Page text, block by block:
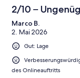
2/10 –
Marco B.
2. Mai 2026
Gut: Lage
des Onlineauftritts